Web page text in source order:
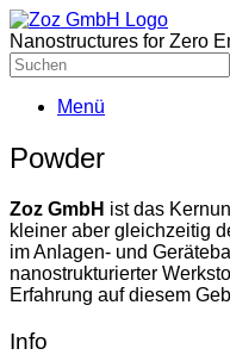
Nanostructures for Zero
Menü
Powder
Zoz GmbH ist das
kleiner aber gleichzeitig
im Anlagen- und
nanostrukturierter
Erfahrung auf diesem
Info